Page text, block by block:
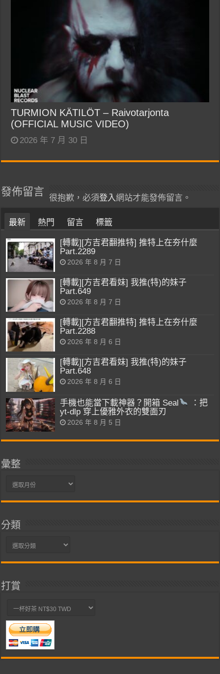
TURMION KÄTILÖT – Raivotarjonta
(OFFICIAL MUSIC VIDEO)
2026 年 7 月 30 日
發佈留言
很抱歉，必須登入網站才能發佈留言。
最新 熱門 留言 標籤
[轉載][方吉君翻推特] 推特上在夯什麼
Part.2289
2026 年 8 月 7 日
[轉載][方吉君看妹] 我推(特)的妹子
Part.649
2026 年 8 月 7 日
[轉載][方吉君翻推特] 推特上在夯什麼
Part.2288
2026 年 8 月 6 日
[轉載][方吉君看妹] 我推(特)的妹子
Part.648
2026 年 8 月 6 日
手機也能當下載神器？開箱 Seal
：把
yt-dlp 穿上優雅外衣的雙面刃
2026 年 8 月 5 日
彙整
彙
分類
分
打賞